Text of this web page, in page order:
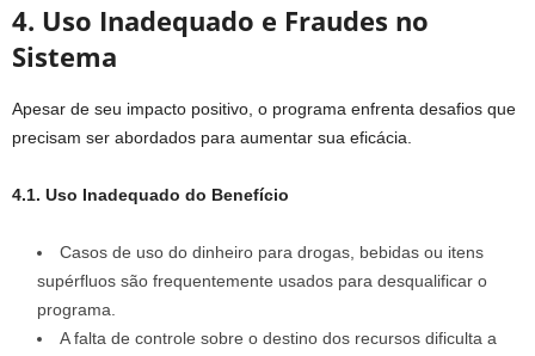
4. Uso Inadequado e Fraudes no
Sistema
Apesar de seu impacto positivo, o programa enfrenta desafios que
precisam ser abordados para aumentar sua eficácia.
4.1. Uso Inadequado do Benefício
Casos de uso do dinheiro para drogas, bebidas ou itens
supérfluos são frequentemente usados para desqualificar o
programa.
A falta de controle sobre o destino dos recursos dificulta a